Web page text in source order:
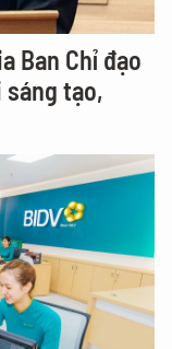
Ban Chỉ đạo
sáng tạo,